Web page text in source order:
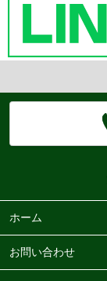
ホーム
お問い合わせ